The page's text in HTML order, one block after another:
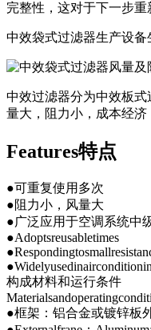
完整性，这对于下一步重
中效袋式过滤器生产设备
中效过滤器分为中效板
量大，阻力小，成本经济
Features特点
●可重复使用多次
●阻力小，风量大
●广泛应用于空调系统中
●Adoptsreusabletimes
构成材料和运行条件
●框架：铝合金或镀锌板